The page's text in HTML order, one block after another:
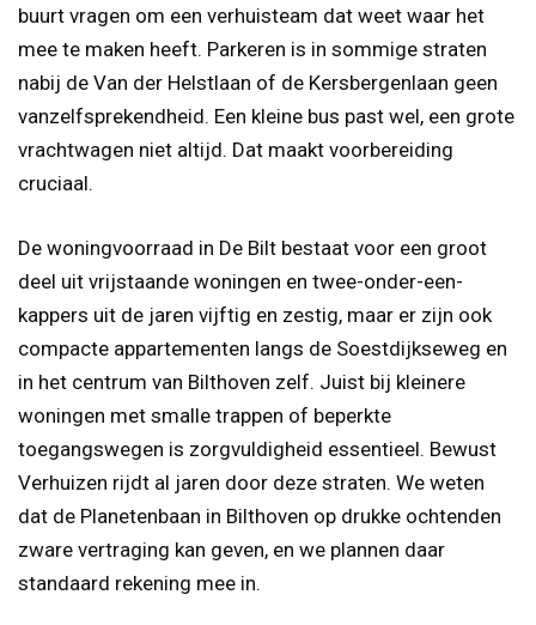
buurt vragen om een verhuisteam dat weet waar het
mee te maken heeft. Parkeren is in sommige straten
nabij de Van der Helstlaan of de Kersbergenlaan geen
vanzelfsprekendheid. Een kleine bus past wel, een grote
vrachtwagen niet altijd. Dat maakt voorbereiding
cruciaal.
De woningvoorraad in De Bilt bestaat voor een groot
deel uit vrijstaande woningen en twee-onder-een-
kappers uit de jaren vijftig en zestig, maar er zijn ook
compacte appartementen langs de Soestdijkseweg en
in het centrum van Bilthoven zelf. Juist bij kleinere
woningen met smalle trappen of beperkte
toegangswegen is zorgvuldigheid essentieel. Bewust
Verhuizen rijdt al jaren door deze straten. We weten
dat de Planetenbaan in Bilthoven op drukke ochtenden
zware vertraging kan geven, en we plannen daar
standaard rekening mee in.